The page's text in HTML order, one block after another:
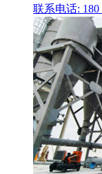
联系电话: 180